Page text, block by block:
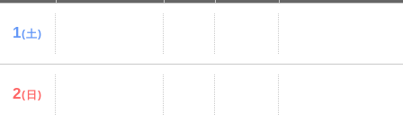
1(土)
2(日)